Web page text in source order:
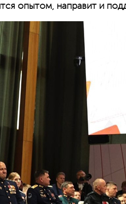
опытом, направит и